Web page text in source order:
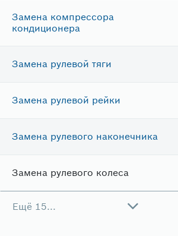
Замена компрессора
кондиционера
Замена рулевой тяги
Замена рулевой рейки
Замена рулевого наконечника
Замена рулевого колеса
Ещё 15...